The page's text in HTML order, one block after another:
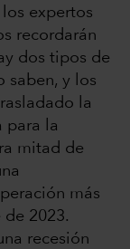
expertos
recordarán
dos tipos de
saben, y los
la
para la
mitad de
más
2023.
recesión